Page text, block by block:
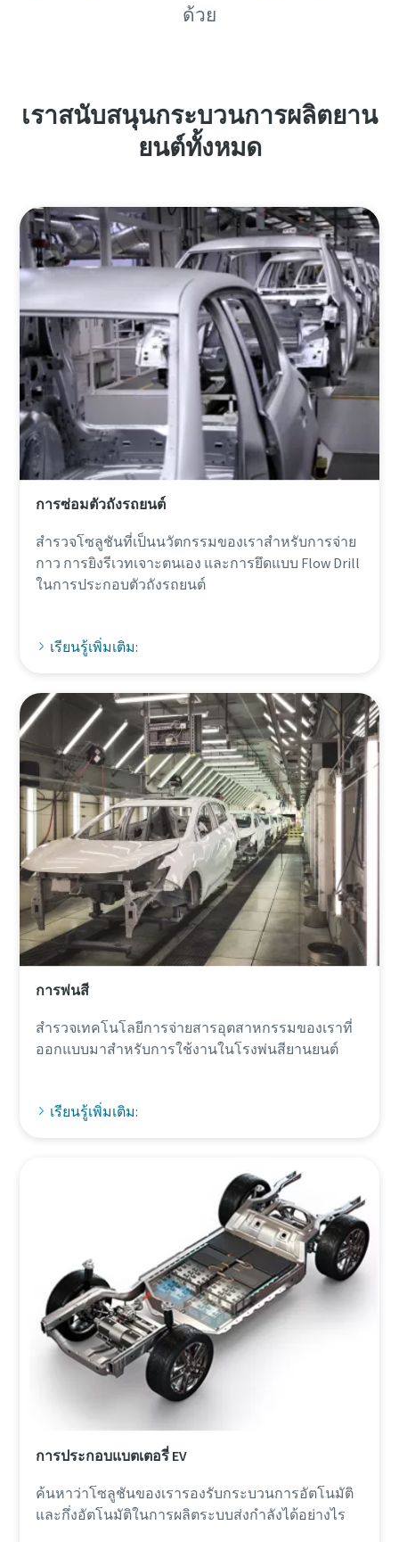
ด้วย
เราสนับสนุนกระบวนการผลิตยาน
ยนต์ทั้งหมด
การซ่อมตัวถังรถยนต์
สํารวจโซลูชันที่เป็นนวัตกรรมของเราสําหรับการจ่าย
กาว การยิงรีเวทเจาะตนเอง และการยึดแบบ Flow Drill
ในการประกอบตัวถังรถยนต์
เรียนรู้เพิ่มเติม:
การพ่นสี
สํารวจเทคโนโลยีการจ่ายสารอุตสาหกรรมของเราที่
ออกแบบมาสําหรับการใช้งานในโรงพ่นสียานยนต์
เรียนรู้เพิ่มเติม:
การประกอบแบตเตอรี่ EV
ค้นหาว่าโซลูชันของเรารองรับกระบวนการอัตโนมัติ
และกึ่งอัตโนมัติในการผลิตระบบส่งกําลังได้อย่างไร
เทคโนโลยีการจ่าย การยึด และรีเวท
Copco จะสามารถติดต่อคุณผ่าน
ข้อมูลที่เก็บรวบรวมไว้ได้ ดูข้อมูล
เพิ่มเติมได้ในนโยบายความเป็น
ฉันได้อ่านและยอมรับ
นโยบายส่วนบุคคลแล้ว
Anti-Robot Verification
Click to start verification
Friendly Captcha ⇗
เทคโนโลยีการจ่าย การยึด และรีเวท
Copco จะสามารถติดต่อคุณผ่าน
ข้อมูลที่เก็บรวบรวมไว้ได้ ดูข้อมูล
เพิ่มเติมได้ในนโยบายความเป็น
ฉันได้อ่านและยอมรับ
นโยบายส่วนบุคคลแล้ว
Anti-Robot Verification
Click to start verification
Friendly Captcha ⇗